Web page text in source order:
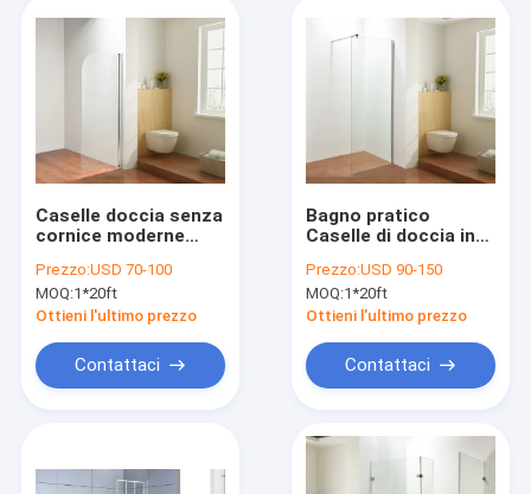
Prodotti
Caselle doccia senza
cornice moderne
Prezzo:USD 70-100
MOQ:1*20ft
Ottieni l'ultimo prezzo
Contattaci
Bagno pratico
Caselle di doccia in
versatili
Prezzo:USD 90-150
MOQ:1*20ft
Ottieni l'ultimo prezzo
Contattaci